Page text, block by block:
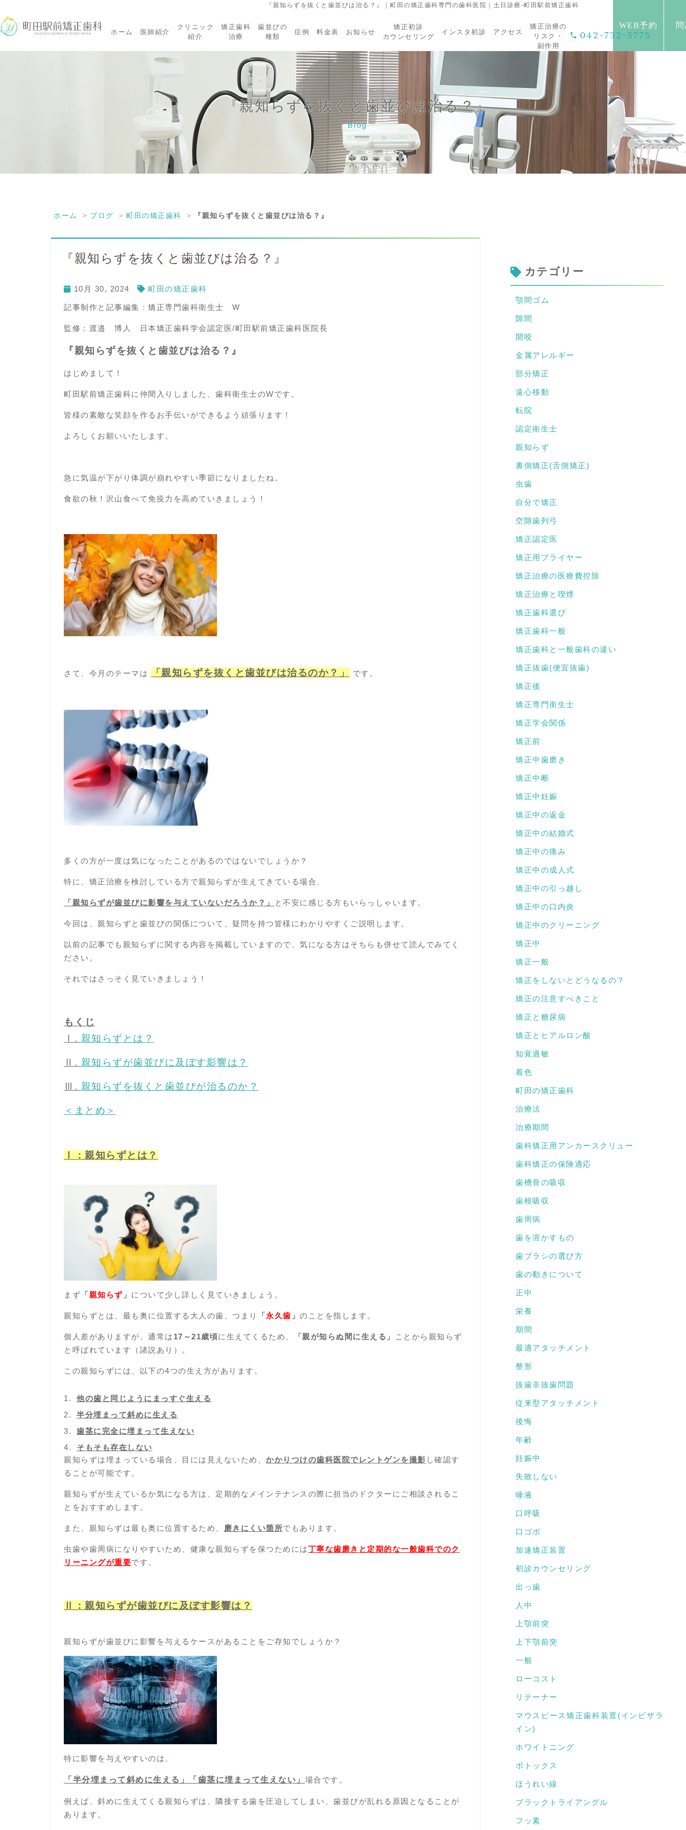
ホーム 医師紹介
クリニック
紹介
矯正歯科
治療
歯並びの
種類
症例 料金表 お知らせ
矯正初診
カウンセリング
インスタ初診 アクセス
矯正治療の
リスク・
副作用
042-732-5775
WEB予約
『親知らずを抜くと歯並びは治る？』｜町田の矯正歯科専門の歯科医院｜土日診療-町田駅前矯正歯科
『親知らずを抜くと歯並びは治る？』
Blog
ホーム ブログ 町田の矯正歯科 『親知らずを抜くと歯並びは治る？』
『親知らずを抜くと歯並びは治る？』
10月 30, 2024 町田の矯正歯科
記事制作と記事編集：矯正専門歯科衛生士 W
監修：渡邉 博人 日本矯正歯科学会認定医/町田駅前矯正歯科医院長
『親知らずを抜くと歯並びは治る？』
はじめまして！
町田駅前矯正歯科に仲間入りしました、 歯科衛生士のWです。
皆様の素敵な笑顔を作るお手伝いができるよう頑張ります！
よろしくお願いいたします。
急に気温が下がり体調が崩れやすい季節になりましたね。
食欲の秋！沢山食べて免疫力を高めていきましょう！
さて、今月のテーマは 「親知らずを抜くと歯並びは治るのか？」 です。
多くの方が一度は気になったことがあるのではないでしょうか？
特に、矯正治療を検討している方で親知らずが生えてきている場合、
「親知らずが歯並びに影響を与えていないだろうか？」 と不安に感じる方もいらっしゃいます。
今回は、親知らずと歯並びの関係について、疑問を持つ皆様にわかりやすくご説明します。
以前の記事でも親知らずに関する内容を掲載 していますので、気になる方はそちらも併せて読んでみてく
ださい。
それではさっそく見ていきましょう！
もくじ
Ⅰ. 親知らずとは？
Ⅱ. 親知らずが歯並びに及ぼす影響は？
Ⅲ. 親知らずを抜くと歯並びが治るのか？
＜まとめ＞
Ⅰ： 親知らずとは？
まず 「親知らず 」 について少し詳しく見ていきましょう。
親知らずとは、最も奥に位置する大人の歯、つまり 「永久歯 」 のことを指します。
個人差がありますが、通常は 17～21歳頃に生えてくるため、 「親が知らぬ間に生える」
ことから親知らず
と呼ばれています（諸説あり）。
この親知らずには、以下の4つの生え方があります。
他の歯と同じようにまっすぐ生える
半分埋まって斜めに生える
歯茎に完全に埋まって生えない
そもそも存在しない
親知らずは埋まっている場合、目には見えないため、 かかりつけの歯科医院でレントゲンを撮影 し確認す
ることが可能です。
親知らずが生えているか気になる方は、定期的なメインテナンスの際に担当のドクターにご相談されるこ
とをおすすめします。
また、親知らずは最も奥に位置するため、 磨きにくい箇所でもあります。
虫歯や歯周病になりやすいため、 健康な親知らずを保つためには丁寧な歯磨きと定期的な一般歯科でのク
リーニングが重要です。
Ⅱ： 親知らずが歯並びに及ぼす影響は？
親知らずが歯並びに影響を与えるケースがあることをご存知でしょうか？
特に影響を与えやすいのは、
「半分埋まって斜めに生える」「歯茎に埋まって生えない」 場合です。
例えば、斜めに生えてくる親知らずは、隣接する歯を圧迫してしまい、歯並びが乱れる原因となることが
あります。
カテゴリー
顎間ゴム
隙間
開咬
金属アレルギー
部分矯正
遠心移動
転院
認定衛生士
親知らず
裏側矯正(舌側矯正)
虫歯
自分で矯正
空隙歯列弓
矯正認定医
矯正用プライヤー
矯正治療の医療費控除
矯正治療と喫煙
矯正歯科選び
矯正歯科一般
矯正歯科と一般歯科の違い
矯正抜歯(便宜抜歯)
矯正後
矯正専門衛生士
矯正学会関係
矯正前
矯正中歯磨き
矯正中断
矯正中妊娠
矯正中の返金
矯正中の結婚式
矯正中の痛み
矯正中の成人式
矯正中の引っ越し
矯正中の口内炎
矯正中のクリーニング
矯正中
矯正一般
矯正をしないとどうなるの？
矯正の注意すべきこと
矯正と糖尿病
矯正とヒアルロン酸
知覚過敏
着色
町田の矯正歯科
治療法
治療期間
歯科矯正用アンカースクリュー
歯科矯正の保険適応
歯槽骨の吸収
歯根吸収
歯周病
歯を溶かすもの
歯ブラシの選び方
歯の動きについて
正中
栄養
期間
最適アタッチメント
整形
抜歯非抜歯問題
従来型アタッチメント
後悔
年齢
妊娠中
失敗しない
唾液
口呼吸
口ゴボ
加速矯正装置
初診カウンセリング
出っ歯
人中
上顎前突
上下顎前突
一般
ローコスト
リテーナー
マウスピース矯正歯科装置(インビザラ
イン)
ホワイトニング
ボトックス
ほうれい線
ブラックトライアングル
フッ素